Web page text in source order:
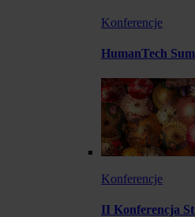
Konferencje
HumanTech
Konferencje
II Konferencja